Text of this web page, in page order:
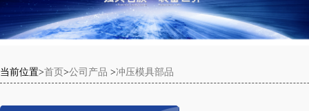
当前位置>首页 >公司产品 >冲压模具部品